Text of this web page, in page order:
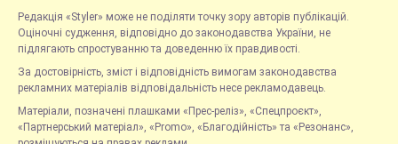
Редакція «Styler» може не поділяти точку зору авторів публікацій.
Оціночні судження, відповідно до законодавства України, не
підлягають спростуванню та доведенню їх правдивості.
За достовірність, зміст і відповідність вимогам законодавства
рекламних матеріалів відповідальність несе рекламодавець.
Матеріали, позначені плашками «Прес-реліз», «Спецпроєкт»,
«Партнерський матеріал», «Promo», «Благодійність» та «Резонанс»,